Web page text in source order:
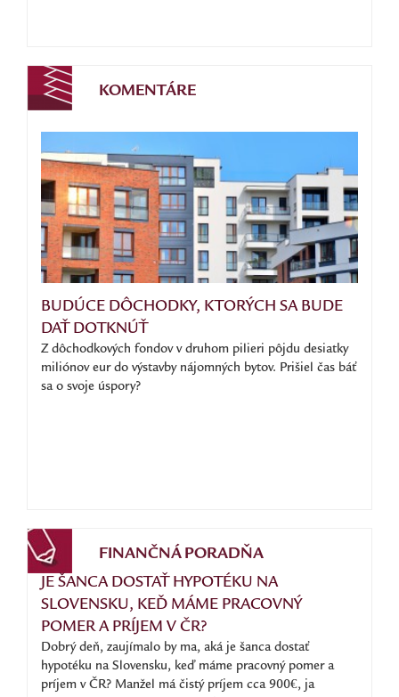
KOMENTÁRE
BUDÚCE DÔCHODKY, KTORÝCH SA BUDE
DAŤ DOTKNÚŤ
Z dôchodkových fondov v druhom pilieri pôjdu desiatky
miliónov eur do výstavby nájomných bytov. Prišiel čas báť
sa o svoje úspory?
FINANČNÁ PORADŇA
JE ŠANCA DOSTAŤ HYPOTÉKU NA
SLOVENSKU, KEĎ MÁME PRACOVNÝ
POMER A PRÍJEM V ČR?
Dobrý deň, zaujímalo by ma, aká je šanca dostať
hypotéku na Slovensku, keď máme pracovný pomer a
príjem v ČR? Manžel má čistý príjem cca 900€, ja